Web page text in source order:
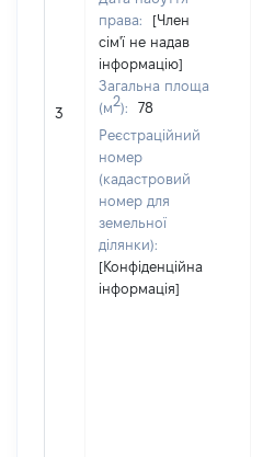
3
права:
[Член
сім'ї не надав
інформацію]
Загальна площа
(м2):
78
Реєстраційний
номер
(кадастровий
номер для
земельної
ділянки):
[Конфіденційна
інформація]